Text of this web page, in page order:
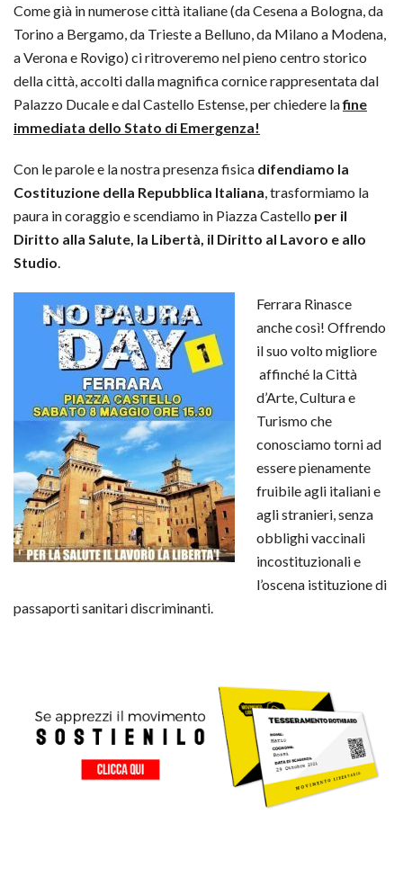
Come già in numerose città italiane (da Cesena a Bologna, da
Torino a Bergamo, da Trieste a Belluno, da Milano a Modena,
a Verona e Rovigo) ci ritroveremo nel pieno centro storico
della città, accolti dalla magnifica cornice rappresentata dal
Palazzo Ducale e dal Castello Estense, per chiedere lafine
immediata dello Stato di Emergenza!
Con le parole e la nostra presenza fisica difendiamo la
Costituzione della Repubblica Italiana , trasformiamo la
paura in coraggio e scendiamo in Piazza Castello per il
Diritto alla Salute, la Libertà, il Diritto al Lavoro e allo
Studio
Ferrara Rinasce
anche così! Offrendo
il suo volto migliore
affinché la Città
d’Arte, Cultura e
Turismo che
conosciamo torni ad
essere pienamente
fruibile agli italiani e
agli stranieri, senza
obblighi vaccinali
incostituzionali e
l’oscena istituzione di
passaporti sanitari discriminanti.